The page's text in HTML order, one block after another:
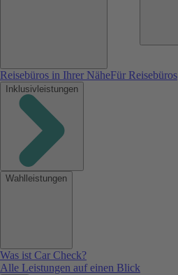
Reisebüros in Ihrer NäheFür Reisebüros
Inklusivleistungen
Wahlleistungen
Was ist Car Check?
Alle Leistungen auf einen Blick